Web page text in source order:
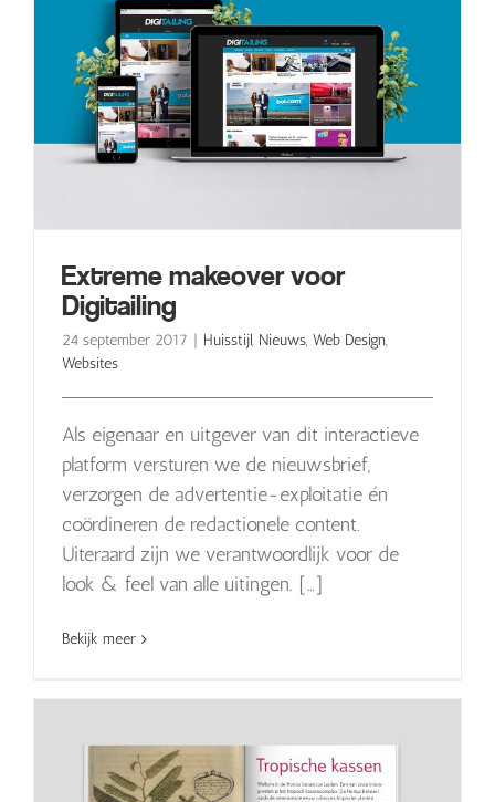
Extreme makeover voor
Digitailing
24 september 2017 | Huisstijl, Nieuws, Web Design,
Websites
Als eigenaar en uitgever van dit interactieve
platform versturen we de nieuwsbrief,
verzorgen de advertentie-exploitatie én
coördineren de redactionele content.
Uiteraard zijn we verantwoordlijk voor de
look & feel van alle uitingen. […]
Bekijk meer